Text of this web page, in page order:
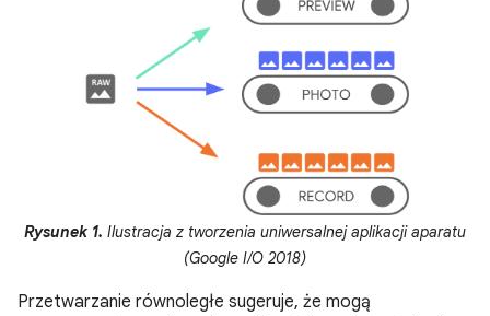
Rysunek 1. Ilustracja z tworzenia uniwersalnej aplikacji aparatu
(Google I/O 2018)
Przetwarzanie równoległe sugeruje, że mogą